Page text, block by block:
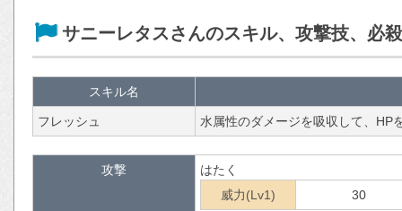
サニーレタスさんのスキル、攻撃技、必
スキル名
フレッシュ 水属性のダメージを吸収して、HP
攻撃
はたく
威力(Lv1)
30